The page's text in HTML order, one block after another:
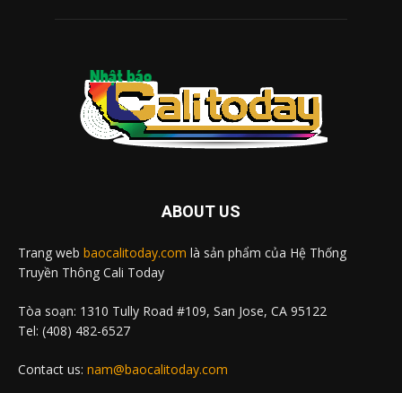
ABOUT US
Trang web baocalitoday.com là sản phẩm của Hệ Thống
Truyền Thông Cali Today
Tòa soạn: 1310 Tully Road #109, San Jose, CA 95122
Tel: (408) 482-6527
Contact us: nam@baocalitoday.com